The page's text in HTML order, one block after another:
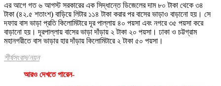
এর আগে গত ৬ আগস্ট সরকারের এক সিদ্ধান্তে ডিজেলের দাম ৮০ টাকা থেকে ৩৪
টাকা (৪২.৫ শতাংশ) বাড়িয়ে লিটার ১১৪ টাকা করার পর বাসের ভাড়াও বাড়ানো হয়। সে
দফায় বাস ভাড়া প্রতি কিলোমিটারে দূর পাল্লায় ৪০ পয়সা এবং নগরে ৩৫ পয়সা করে
বাড়ানো হয়। দূরপাল্লায় বাসের ভাড়া দাঁড়ায় ২ টাকা ২০ পয়সা। ঢাকা ও চট্টগ্রাম
মহানগরীতে বাস ভাড়ার হার দাঁড়ায় কিলোমিটারে ২ টাকা ৫০ পয়সা।
শীর্ষসংবাদ/নয়ন
আরও দেখতে পারেন-